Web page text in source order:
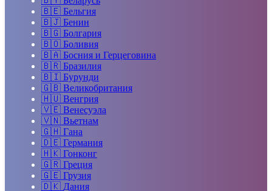
🇧🇪 Бельгия
🇧🇯 Бенин
🇧🇬 Болгария
🇧🇴 Боливия
🇧🇦 Босния и Герцеговина
🇧🇷 Бразилия
🇧🇮 Бурунди
🇬🇧 Великобритания
🇭🇺 Венгрия
🇻🇪 Венесуэла
🇻🇳 Вьетнам
🇬🇭 Гана
🇩🇪 Германия
🇭🇰 Гонконг
🇬🇷 Греция
🇬🇪 Грузия
🇩🇰 Дания